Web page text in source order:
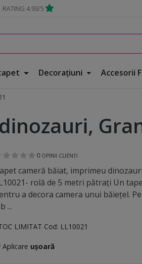
RATING 4.93/5
Decorațiuni Accesorii
0 OPINII CLIENȚI
cameră băiat, imprimeu
rolă de 5 metri pătraţi Un
a decora camera unui băieţel.
...
LIMITAT Cod: LL10021
Aplicare ușoară